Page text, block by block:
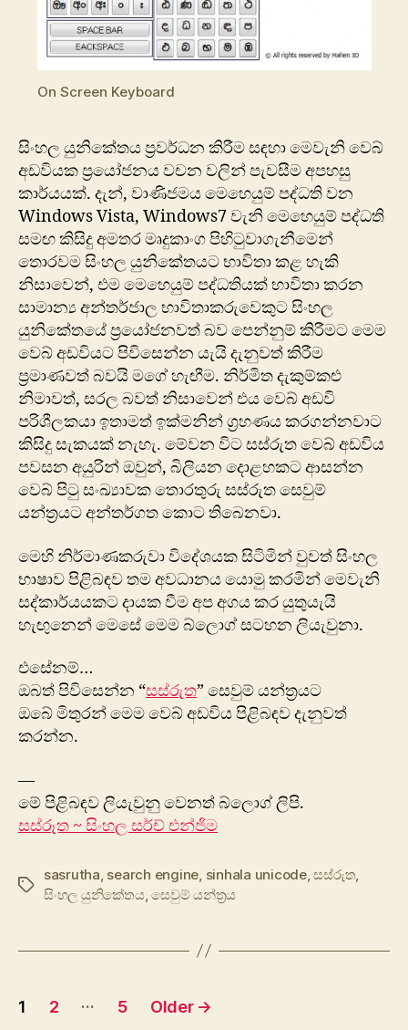
On Screen Keyboard
සිංහල යුනිකේතය ප්‍රවර්ධන කිරීම සඳහා මෙවැනි වෙබ්
අඩවියක ප්‍රයෝජනය වචන වලින් පැවසීම අපහසු
කාර්යයක්. දැන්, වාණිජමය මෙහෙයුම් පද්ධති වන
Windows Vista, Windows7 වැනි මෙහෙයුම් පද්ධති
සමඟ කිසිදු අමතර මෘදුකාංග පිහිටුවාගැනීමෙන්
තොරවම සිංහල යුනිකේතයට භාවිතා කළ හැකි
නිසාවෙන්, එම මෙහෙයුම් පද්ධතියක් භාවිතා කරන
සාමාන්‍ය අන්තර්ජාල භාවිතාකරුවෙකුට සිංහල
යුනිකේතයේ ප්‍රයෝජනවත් බව පෙන්නුම් කිරීමට මෙම
වෙබ් අඩවියට පිවිසෙන්න යැයි දැනුවත් කිරීම
ප්‍රමාණවත් බවයි මගේ හැඟීම. නිර්මිත දැකුම්කළු
නිමාවත්, සරල බවත් නිසාවෙන් එය වෙබ් අඩවි
පරිශීලකයා ඉතාමත් ඉක්මනින් ග්‍රහණය කරගන්නවාට
කිසිදු සැකයක් නැහැ. මේවන විට සස්රුත වෙබ් අඩවිය
පවසන අයුරින් ඔවුන්, බිලියන දොළහකට ආසන්න
වෙබ් පිටු සංඛ්‍යාවක තොරතුරු සස්රුත සෙවුම්
යන්ත්‍රයට අන්තර්ගත කොට තිබෙනවා.
මෙහි නිර්මාණකරුවා විදේශයක සිටිමින් වුවත් සිංහල
භාෂාව පිළිබඳව තම අවධානය යොමු කරමින් මෙවැනි
සද්කාර්යයකට දායක වීම අප අගය කර යුතුයැයි
හැඟුනෙන් මෙසේ මෙම බ්ලොග් සටහන ලියැවුනා.
එසේනම්…
ඔබත් පිවිසෙන්න “සස්රුත” සෙවුම් යන්ත්‍රයට
ඔබේ මිතුරන් මෙම වෙබ් අඩවිය පිළිබඳව දැනුවත්
කරන්න.
—
මේ පිළිබඳව ලියැවුනු වෙනත් බ්ලොග් ලිපි.
සස්රූත ~ සිංහල සර්ච් එන්ජිම
Tags
sasrutha search engine sinhala unicode,සස්රුත
සිංහල යුනිකේතය ,සෙවුම් යන්ත්‍රය
Posts
1 2 … 5 Older →